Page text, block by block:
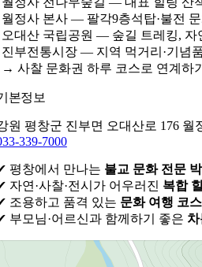
월정사 본사 — 팔각9층석탑·불전 문
오대산 국립공원 — 숲길 트레킹, 자
진부전통시장 — 지역 먹거리·기념
→ 사찰 문화권 하루 코스로 연계하
본정보
원 평창군 진부면 오대산로 176 월
339-7000
평창에서 만나는 불교 문화 전문
자연·사찰·전시가 어우러진 복합
조용하고 품격 있는 문화 여행 코스
부모님·어르신과 함께하기 좋은 차